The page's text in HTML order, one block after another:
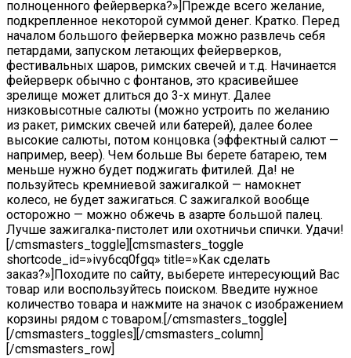
полноценного фейерверка?»]Прежде всего желание,
подкрепленное некоторой суммой денег. Кратко. Перед
началом большого фейерверка можно развлечь себя
петардами, запуском летающих фейерверков,
фестивальных шаров, римских свечей и т.д. Начинается
фейерверк обычно с фонтанов, это красивейшее
зрелище может длиться до 3-х минут. Далее
низковысотные салюты (можно устроить по желанию
из ракет, римских свечей или батерей), далее более
высокие салюты, потом концовка (эффектный салют —
например, веер). Чем больше Вы берете батарею, тем
меньше нужно будет поджигать фитилей. Да! не
пользуйтесь кремниевой зажигалкой — намокнет
колесо, не будет зажигаться. С зажигалкой вообще
осторожно — можно обжечь в азарте большой палец.
Лучше зажигалка-пистолет или охотничьи спички. Удачи!
[/cmsmasters_toggle][cmsmasters_toggle
shortcode_id=»ivy6cq0fgq» title=»Как сделать
заказ?»]Походите по сайту, выберете интересующий Вас
товар или воспользуйтесь поиском. Введите нужное
количество товара и нажмите на значок с изображением
корзины рядом с товаром.[/cmsmasters_toggle]
[/cmsmasters_toggles][/cmsmasters_column]
[/cmsmasters_row]